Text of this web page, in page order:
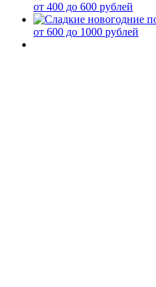
от 400 до 600 рублей
от 600 до 1000 рублей